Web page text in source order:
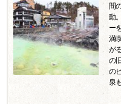
間
動
ー
満
が
の
の
泉